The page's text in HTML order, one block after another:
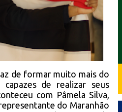
de formar muito mais do
capazes de realizar seus
com Pâmela Silva,
do Maranhão